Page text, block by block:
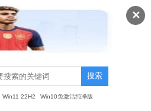
✕
搜索
Win11 22H2 Win10免激活纯净版